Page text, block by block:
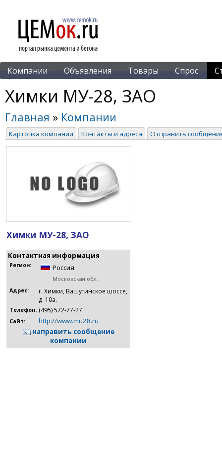
Компании Объявления Товары Спрос
Химки МУ-28, ЗАО
Главная » Компании
Карточка компании Контакты и адреса Отправить
Химки МУ-28, ЗАО
Контактная информация
Регион: Россия
Московская обл.
Адрес:
г. Химки, Вашутинское шоссе,
д. 10а.
Телефон: (495) 572-77-27
Сайт:
http://www.mu28.ru
направить сообщение
компании